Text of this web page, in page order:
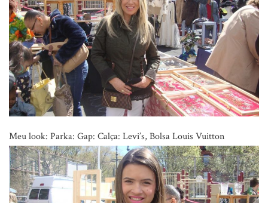
Meu look: Parka: Gap: Calça: Levi’s, Bolsa Louis Vuitton